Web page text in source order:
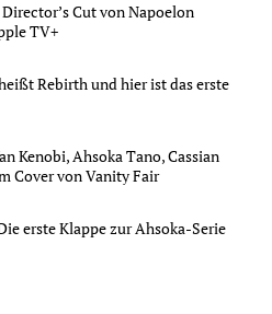
Cut von Napoelon
TV+
Rebirth und hier ist das erste
Kenobi, Ahsoka Tano, Cassian
Cover von Vanity Fair
erste Klappe zur Ahsoka-Serie